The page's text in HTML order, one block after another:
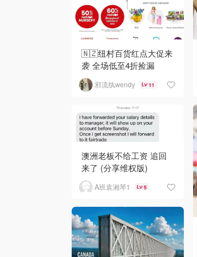
🇳🇿纽村百货红点大促来
袭 全场低至4折捡漏
邪流纨wendy 11
澳洲老板不给工资 追回
来了 (分享维权版)
A班袁湘琴1 5